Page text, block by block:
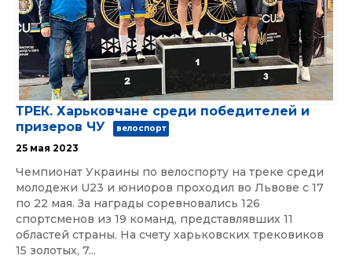
ТРЕК. Харьковчане среди победителей и
призеров ЧУ
велоспорт
25 мая 2023
Чемпионат Украины по велоспорту на треке среди
молодежи U23 и юниоров проходил во Львове с 17
по 22 мая. За награды соревновались 126
спортсменов из 19 команд, представлявших 11
областей страны. На счету харьковских трековиков
15 золотых, 7...